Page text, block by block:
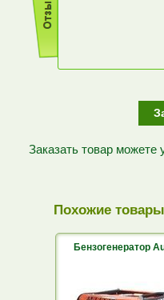
Заказать товар
Похожие товары
Бензогенератор